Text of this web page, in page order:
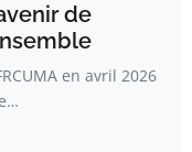
de
en avril 2026